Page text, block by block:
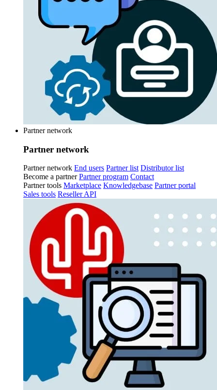
Partner network
Partner network
Partner network End users Partner list Distributor list
Become a partner Partner program Contact
Partner tools Marketplace Knowledgebase Partner portal
Sales tools Reseller API